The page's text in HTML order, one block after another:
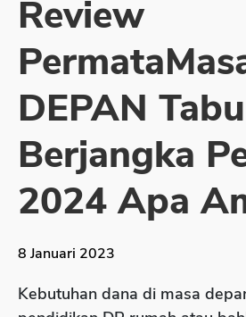
Sekuritas Saham
Bank Digital
Crypto
Assets Crypto
Exchange
Asuransi
Asuransi Kesehatan
Review
DEPAN
Berjangka
2024 Apa
8 Januari 2023
Kebutuhan dana di masa